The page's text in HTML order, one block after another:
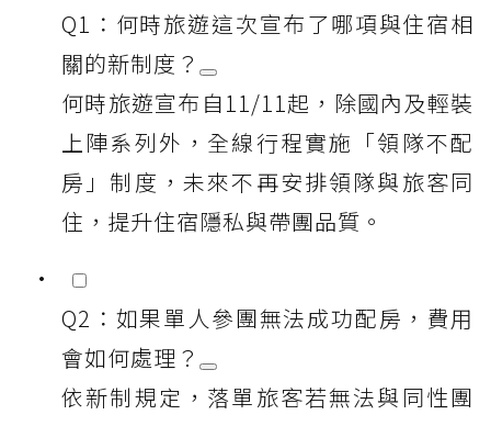
Q1：何時旅遊這次宣布了哪項與住宿相
關的新制度？
何時旅遊宣布自11/11起，除國內及輕裝
上陣系列外，全線行程實施「領隊不配
房」制度，未來不再安排領隊與旅客同
住，提升住宿隱私與帶團品質。
Q2：如果單人參團無法成功配房，費用
會如何處理？
依新制規定，落單旅客若無法與同性團